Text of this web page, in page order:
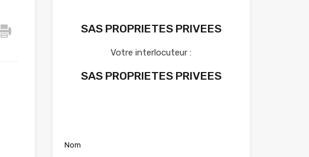
SAS PROPRIETES PRIVEES
Votre interlocuteur :
SAS PROPRIETES PRIVEES
Nom